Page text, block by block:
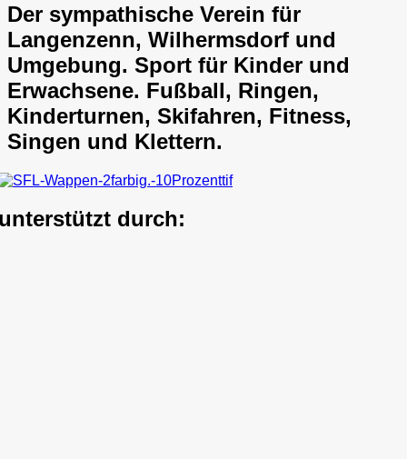
Der sympathische Verein für
Langenzenn, Wilhermsdorf und
Umgebung. Sport für Kinder und
Erwachsene. Fußball, Ringen,
Kinderturnen, Skifahren, Fitness,
Singen und Klettern.
durch: